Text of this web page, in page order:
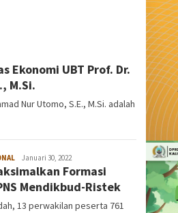
Ekonomi UBT Prof. Dr.
M.Si.
Nur Utomo, S.E., M.Si. adalah
admin
Januari 30, 2022
Formasi
Mendikbud-Ristek
13 perwakilan peserta 761